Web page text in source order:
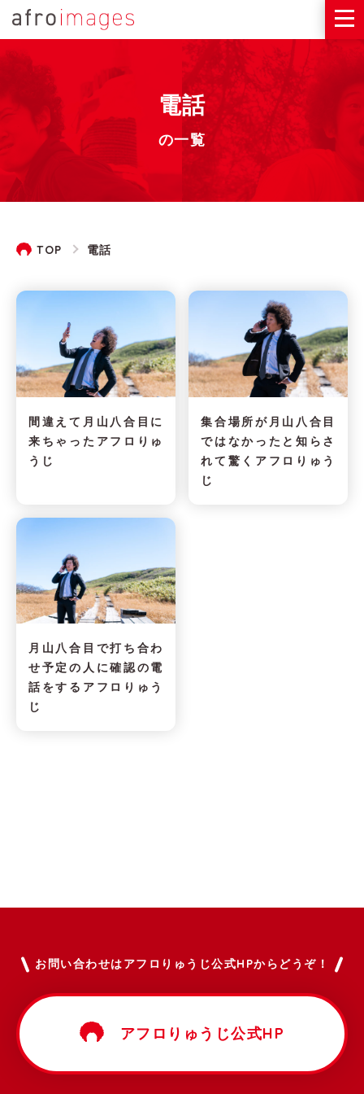
電話
の一覧
TOP 電話
間違えて月山八合目に
来ちゃったアフロりゅ
うじ
集合場所が月山八合目
ではなかったと知らさ
れて驚くアフロりゅう
じ
月山八合目で打ち合わ
せ予定の人に確認の電
話をするアフロりゅう
じ
お問い合わせはアフロりゅうじ公式HPからどうぞ！
アフロりゅうじ公式HP